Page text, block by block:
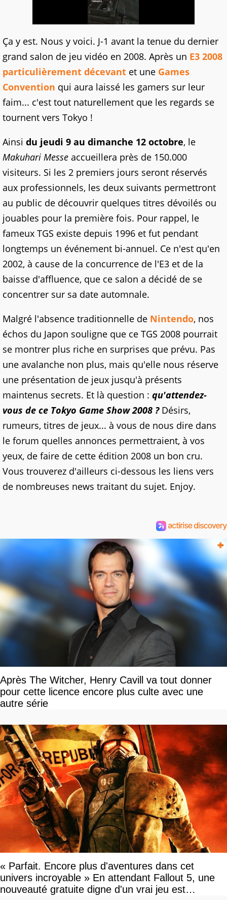
Ça y est. Nous y voici. J-1 avant la tenue du dernier
grand salon de jeu vidéo en 2008. Après un E3 2008
particulièrement décevant et une Games
Convention qui aura laissé les gamers sur leur
faim... c'est tout naturellement que les regards se
tournent vers Tokyo !
Ainsi du jeudi 9 au dimanche 12 octobre, le
Makuhari Messe accueillera près de 150.000
visiteurs. Si les 2 premiers jours seront réservés
aux professionnels, les deux suivants permettront
au public de découvrir quelques titres dévoilés ou
jouables pour la première fois. Pour rappel, le
fameux TGS existe depuis 1996 et fut pendant
longtemps un événement bi-annuel. Ce n'est qu'en
2002, à cause de la concurrence de l'E3 et de la
baisse d'affluence, que ce salon a décidé de se
concentrer sur sa date automnale.
Malgré l'absence traditionnelle de Nintendo, nos
échos du Japon souligne que ce TGS 2008 pourrait
se montrer plus riche en surprises que prévu. Pas
une avalanche non plus, mais qu'elle nous réserve
une présentation de jeux jusqu'à présents
maintenus secrets. Et là question : qu'attendez-
vous de ce Tokyo Game Show 2008 ?Désirs,
rumeurs, titres de jeux... à vous de nous dire dans
le forum quelles annonces permettraient, à vos
yeux, de faire de cette édition 2008 un bon cru.
Vous trouverez d'ailleurs ci-dessous les liens vers
de nombreuses news traitant du sujet. Enjoy.
Après The Witcher, Henry Cavill va tout donner
pour cette licence encore plus culte avec une
autre série
« Parfait. Encore plus d'aventures dans cet
univers incroyable » En attendant Fallout 5, une
nouveauté gratuite digne d'un vrai jeu est